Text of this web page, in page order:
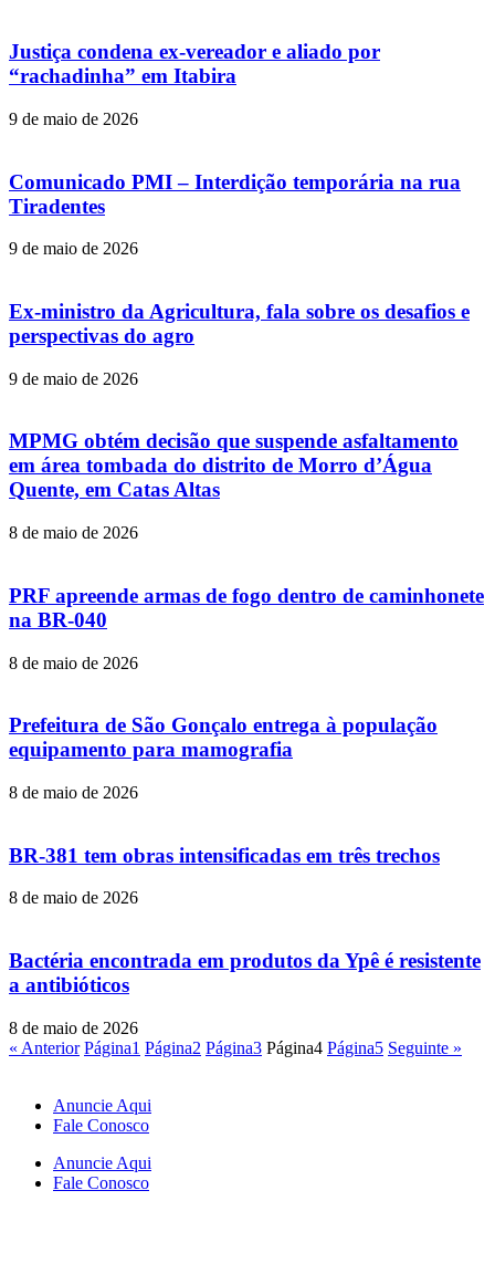
Justiça condena ex-vereador e aliado por
“rachadinha” em Itabira
9 de maio de 2026
Comunicado PMI – Interdição temporária na rua
Tiradentes
9 de maio de 2026
Ex-ministro da Agricultura, fala sobre os desafios e
perspectivas do agro
9 de maio de 2026
MPMG obtém decisão que suspende asfaltamento
em área tombada do distrito de Morro d’Água
Quente, em Catas Altas
8 de maio de 2026
PRF apreende armas de fogo dentro de caminhonete
na BR-040
8 de maio de 2026
Prefeitura de São Gonçalo entrega à população
equipamento para mamografia
8 de maio de 2026
BR-381 tem obras intensificadas em três trechos
8 de maio de 2026
Bactéria encontrada em produtos da Ypê é resistente
a antibióticos
8 de maio de 2026
« Anterior Página1 Página2 Página3 Página4 Página5 Seguinte »
Anuncie Aqui
Fale Conosco
Anuncie Aqui
Fale Conosco